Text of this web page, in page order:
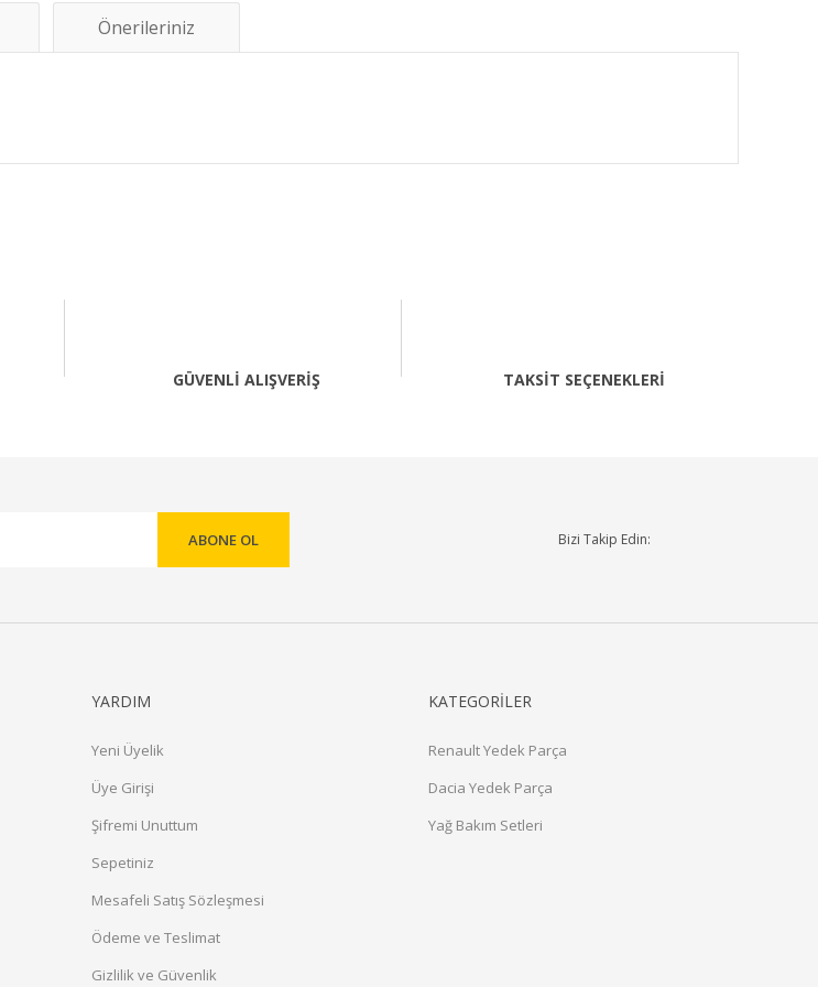
Önerileriniz
GÜVENLİ ALIŞVERİŞ TAKSİT SEÇENEKLERİ
ABONE OL Bizi Takip Edin:
YARDIM
Yeni Üyelik
Üye Girişi
Şifremi Unuttum
Sepetiniz
Mesafeli Satış Sözleşmesi
Ödeme ve Teslimat
Gizlilik ve Güvenlik
KATEGORİLER
Renault Yedek Parça
Dacia Yedek Parça
Yağ Bakım Setleri